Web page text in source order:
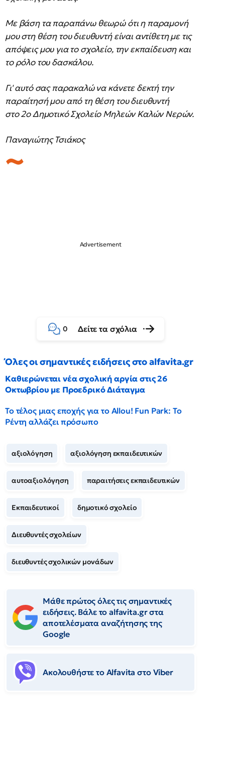
Με βάση τα παραπάνω θεωρώ ότι η παραμονή
μου στη θέση του διευθυντή είναι αντίθετη με τις
απόψεις μου για το σχολείο, την εκπαίδευση και
το ρόλο του δασκάλου.
Γι' αυτό σας παρακαλώ να κάνετε δεκτή την
παραίτησή μου από τη θέση του διευθυντή
στο 2ο Δημοτικό Σχολείο Μηλεών Καλών Νερών.
Παναγιώτης Τσιάκος
0 Δείτε τα σχόλια
Όλες οι σημαντικές ειδήσεις στο alfavita.gr
Καθιερώνεται νέα σχολική αργία στις 26
Οκτωβρίου με Προεδρικό Διάταγμα
Το τέλος μιας εποχής για το Allou! Fun Park: Το
Ρέντη αλλάζει πρόσωπο
αξιολόγηση αξιολόγηση εκπαιδευτικών
αυτοαξιολόγηση παραιτήσεις εκπαιδευτικών
Εκπαιδευτικοί δημοτικό σχολείο
Διευθυντές σχολείων
διευθυντές σχολικών μονάδων
Μάθε πρώτος όλες τις σημαντικές
ειδήσεις. Βάλε το alfavita.gr στα
αποτελέσματα αναζήτησης της
Google
Ακολουθήστε το Αlfavita στο Viber